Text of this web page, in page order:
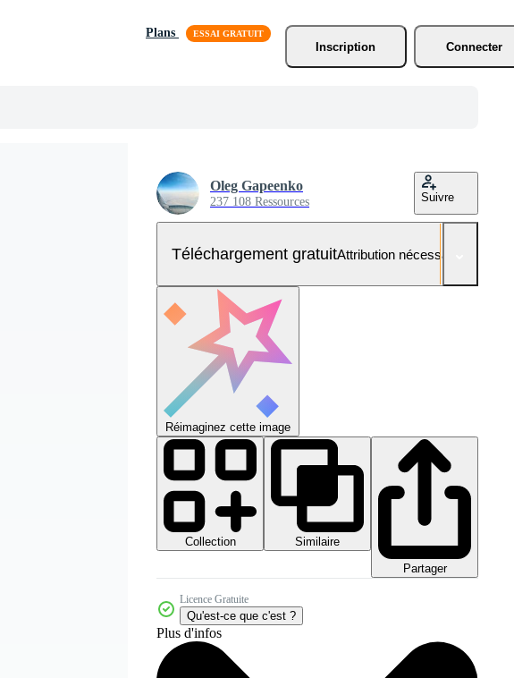
Plans
Inscription
Connecter
Oleg Gapeenko
237 108 Ressources Suivre
Téléchargement gratuitAttribution nécessaire
Réimaginez cette image
Collection
Similaire
Partager
Licence Gratuite
Qu'est-ce que c'est ?
Plus d'infos